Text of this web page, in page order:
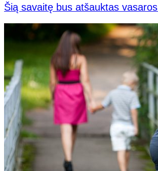
Šią savaitę bus atšauktas